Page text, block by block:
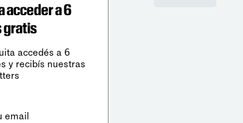
acceder a 6
gratis
accedés a 6
y recibís nuestras
email